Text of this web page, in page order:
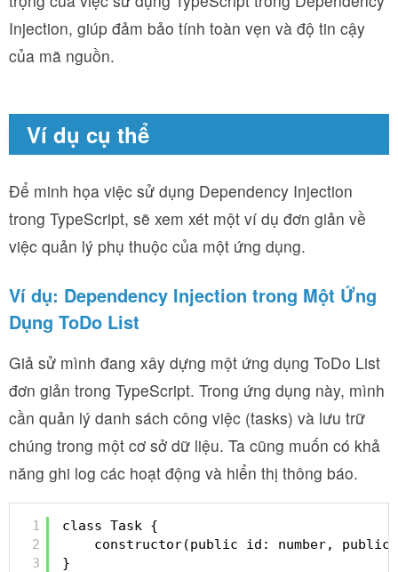
Injection, giúp đảm bảo tính toàn vẹn và độ tin cậy
của mã nguồn.
Ví dụ cụ thể
Để minh họa việc sử dụng Dependency Injection
trong TypeScript, sẽ xem xét một ví dụ đơn giản về
việc quản lý phụ thuộc của một ứng dụng.
Ví dụ: Dependency Injection trong Một Ứng
Dụng ToDo List
Giả sử mình đang xây dựng một ứng dụng ToDo List
đơn giản trong TypeScript. Trong ứng dụng này, mình
cần quản lý danh sách công việc (tasks) và lưu trữ
chúng trong một cơ sở dữ liệu. Ta cũng muốn có khả
năng ghi log các hoạt động và hiển thị thông báo.
1
2
3
class Task {
constructor(public id: number,
}